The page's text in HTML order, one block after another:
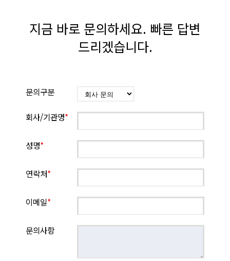
지금 바로 문의하세요. 빠른 답변
드리겠습니다.
문의구분
회사/기관명*
성명*
연락처*
이메일*
문의사항